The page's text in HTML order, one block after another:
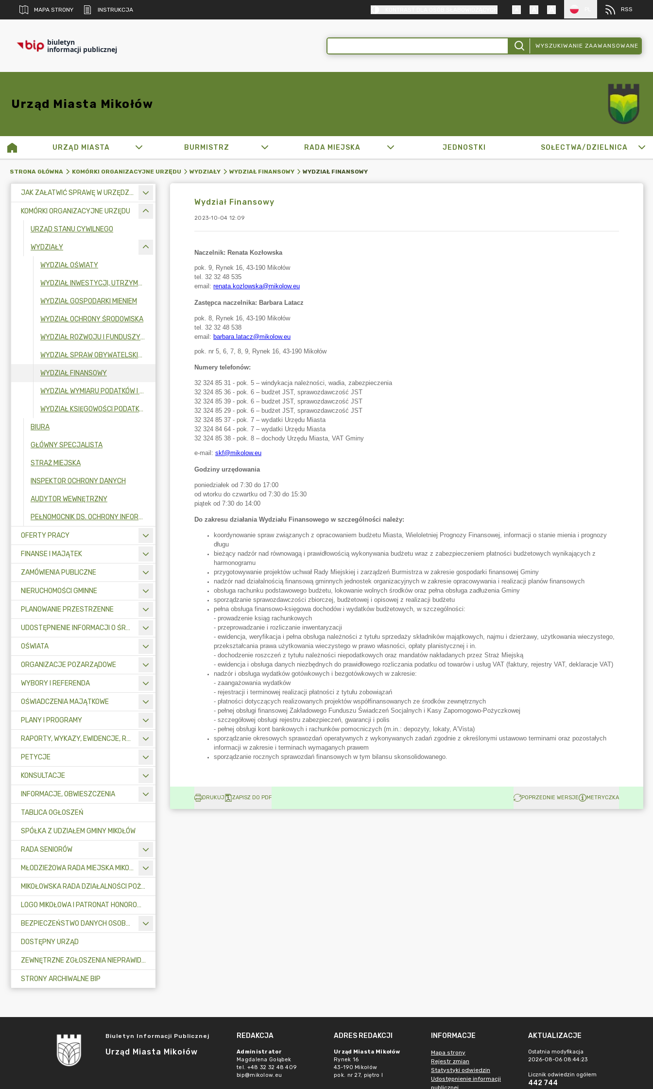
MAPA STRONY INSTRUKCJA RSS
biuletyn
informacji publicznej WYSZUKIWANIE ZAAWANSOWANE
Urząd Miasta Mikołów
URZĄD MIASTA BURMISTRZ RADA MIEJSKA JEDNOSTKI SOŁECTWA/DZIELNICA
STRONA GŁÓWNA KOMÓRKI ORGANIZACYJNE URZĘDU WYDZIAŁY WYDZIAŁ FINANSOWY WYDZIAŁ FINANSOWY
JAK ZAŁATWIĆ SPRAWĘ W URZĘDZIE MIASTA
KOMÓRKI ORGANIZACYJNE URZĘDU
URZĄD STANU CYWILNEGO
WYDZIAŁY
WYDZIAŁ OŚWIATY
WYDZIAŁ INWESTYCJI, UTRZYMANIA INFRASTRUKTURY I USŁUG KOMUNALNYCH
WYDZIAŁ GOSPODARKI MIENIEM
WYDZIAŁ OCHRONY ŚRODOWISKA
WYDZIAŁ ROZWOJU I FUNDUSZY ZEWNĘTRZNYCH
WYDZIAŁ SPRAW OBYWATELSKICH
WYDZIAŁ FINANSOWY
WYDZIAŁ WYMIARU PODATKÓW I OPŁAT LOKALNYCH
WYDZIAŁ KSIĘGOWOŚCI PODATKÓW I OPŁAT LOKALNYCH
BIURA
GŁÓWNY SPECJALISTA
STRAŻ MIEJSKA
INSPEKTOR OCHRONY DANYCH
AUDYTOR WEWNĘTRZNY
PEŁNOMOCNIK DS. OCHRONY INFORMACJI NIEJAWNYCH
OFERTY PRACY
FINANSE I MAJĄTEK
ZAMÓWIENIA PUBLICZNE
NIERUCHOMOŚCI GMINNE
PLANOWANIE PRZESTRZENNE
UDOSTĘPNIENIE INFORMACJI O ŚRODOWISKU
OŚWIATA
ORGANIZACJE POZARZĄDOWE
WYBORY I REFERENDA
OŚWIADCZENIA MAJĄTKOWE
PLANY I PROGRAMY
RAPORTY, WYKAZY, EWIDENCJE, REJESTRY
PETYCJE
KONSULTACJE
INFORMACJE, OBWIESZCZENIA
TABLICA OGŁOSZEŃ
SPÓŁKA Z UDZIAŁEM GMINY MIKOŁÓW
RADA SENIORÓW
MŁODZIEŻOWA RADA MIEJSKA MIKOŁOWA
MIKOŁOWSKA RADA DZIAŁALNOŚCI POŻYTKU PUBLICZNEGO
LOGO MIKOŁOWA I PATRONAT HONOROWY BURMISTRZA MIKOŁOWA
BEZPIECZEŃSTWO DANYCH OSOBOWYCH
DOSTĘPNY URZĄD
ZEWNĘTRZNE ZGŁOSZENIA NIEPRAWIDŁOWOŚCI
STRONY ARCHIWALNE BIP
Wydział Finansowy
2023-10-04 12:09
DRUKUJ ZAPISZ DO PDF POPRZEDNIE WERSJE METRYCZKA
Biuletyn Informacji Publicznej
Urząd Miasta Mikołów
REDAKCJA
Administrator
Magdalena Gołąbek
tel. +48 32 32 48 409
bip@mikolow.eu
ADRES REDAKCJI
Urząd Miasta Mikołów
Rynek 16
43-190 Mikołów
pok. nr 27, piętro I
INFORMACJE
Mapa strony
Rejestr zmian
Statystyki odwiedzin
Udostępnienie informacji
publicznej
AKTUALIZACJE
Ostatnia modyfikacja
2026-08-06 08:44:23
Licznik odwiedzin ogółem
442 744